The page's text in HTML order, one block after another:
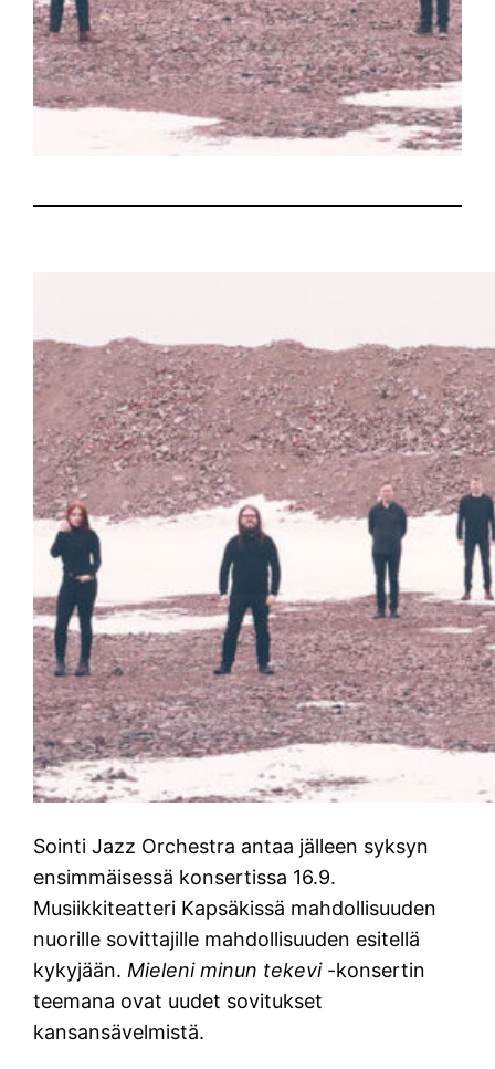
Sointi Jazz Orchestra antaa jälleen syksyn
ensimmäisessä konsertissa 16.9.
Musiikkiteatteri Kapsäkissä mahdollisuuden
nuorille sovittajille mahdollisuuden esitellä
kykyjään. Mieleni minun tekevi -konsertin
teemana ovat uudet sovitukset
kansansävelmistä.